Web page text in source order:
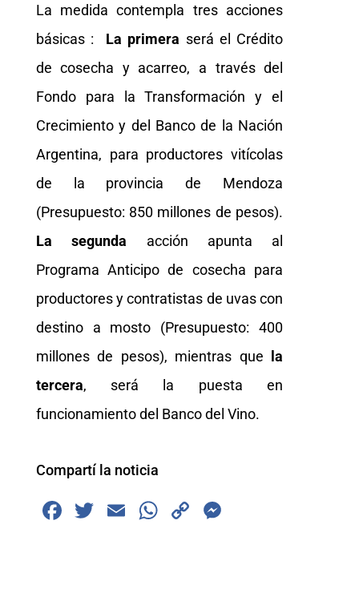
La medida contempla tres acciones
básicas : La primera será el Crédito
de cosecha y acarreo, a través del
Fondo para la Transformación y el
Crecimiento y del Banco de la Nación
Argentina, para productores vitícolas
de la provincia de Mendoza
(Presupuesto: 850 millones de pesos).
La segunda acción apunta al
Programa Anticipo de cosecha para
productores y contratistas de uvas con
destino a mosto (Presupuesto: 400
millones de pesos), mientras que la
tercera, será la puesta en
funcionamiento del Banco del Vino.
Compartí la noticia
F
T
E
W
C